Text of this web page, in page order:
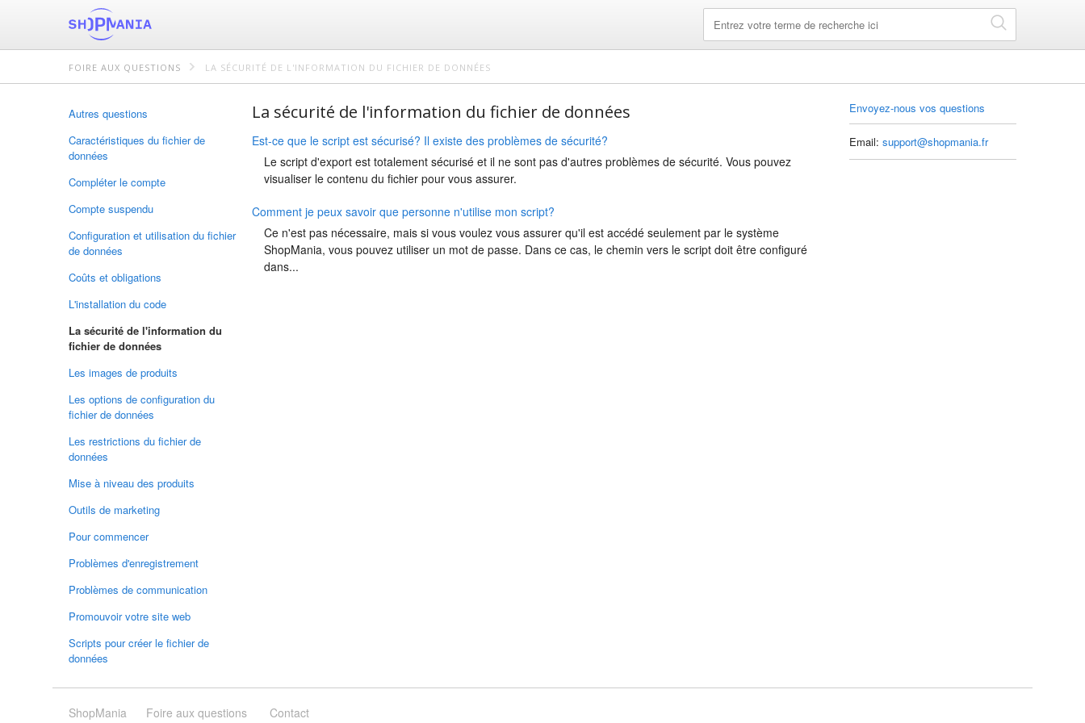
FOIRE AUX QUESTIONS LA SÉCURITÉ DE L'INFORMATION DU FICHIER DE DONNÉES
Autres questions
Caractéristiques du fichier de
données
Compléter le compte
Compte suspendu
Configuration et utilisation du fichier
de données
Coûts et obligations
L'installation du code
La sécurité de l'information du
fichier de données
Les images de produits
Les options de configuration du
fichier de données
Les restrictions du fichier de
données
Mise à niveau des produits
Outils de marketing
Pour commencer
Problèmes d'enregistrement
Problèmes de communication
Promouvoir votre site web
Scripts pour créer le fichier de
données
La sécurité de l'information du fichier de données
Est-ce que le script est sécurisé? Il existe des problèmes de sécurité?
Le script d'export est totalement sécurisé et il ne sont pas d'autres problèmes de sécurité. Vous pouvez
visualiser le contenu du fichier pour vous assurer.
Comment je peux savoir que personne n'utilise mon script?
Ce n'est pas nécessaire, mais si vous voulez vous assurer qu'il est accédé seulement par le système
ShopMania, vous pouvez utiliser un mot de passe. Dans ce cas, le chemin vers le script doit être configuré
dans...
Envoyez-nous vos questions
Email: support@shopmania.fr
ShopMania Foire aux questions Contact